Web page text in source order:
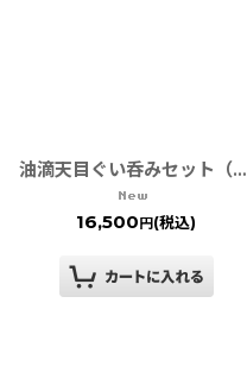
油滴天目ぐい呑みセット（木箱入り）金/銀［有田焼 真右ェ門窯］
16,500 円 (税込)